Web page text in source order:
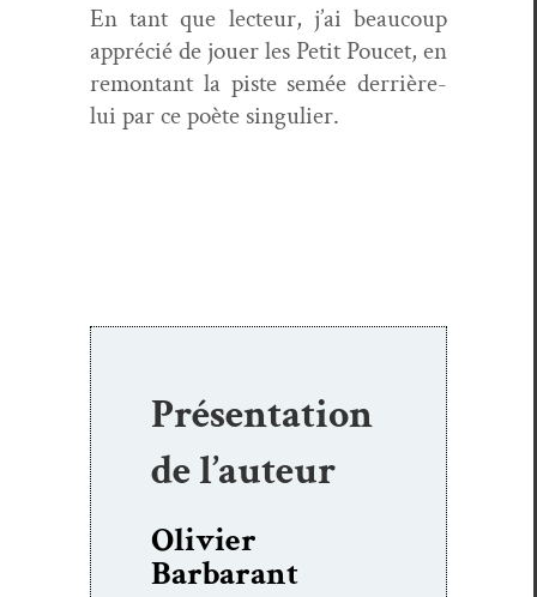
En tant que lecteur, j’ai beau­coup
appré­cié de jouer les Petit Poucet, en
remon­tant la piste semée der­rière-
lui par ce poète singulier.
Présentation
de l’auteur
Olivier
Barbarant